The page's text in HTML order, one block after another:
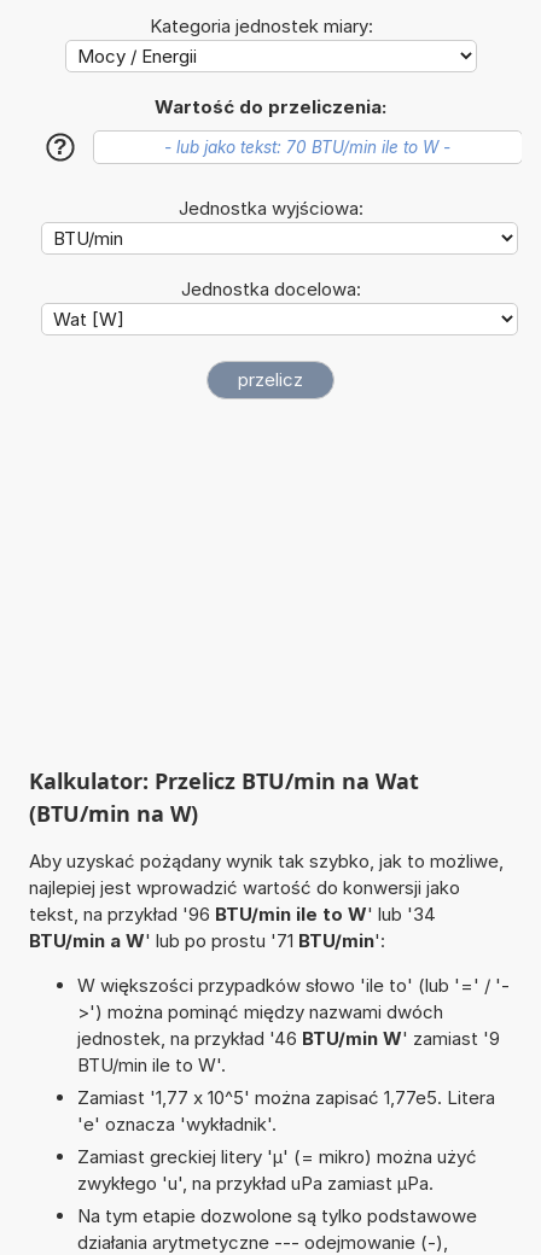
Kategoria jednostek miary:
Wartość do przeliczenia:
?
Jednostka wyjściowa:
Jednostka docelowa:
Kalkulator: Przelicz BTU/min na Wat
(BTU/min na W)
Aby uzyskać pożądany wynik tak szybko, jak to możliwe,
najlepiej jest wprowadzić wartość do konwersji jako
tekst, na przykład '96 BTU/min ile to W' lub '34
BTU/min a W' lub po prostu '71 BTU/min':
W większości przypadków słowo 'ile to' (lub '=' / '-
>') można pominąć między nazwami dwóch
jednostek, na przykład '46 BTU/min W' zamiast '9
BTU/min ile to W'.
Zamiast '1,77 x 10^5' można zapisać 1,77e5. Litera
'e' oznacza 'wykładnik'.
Zamiast greckiej litery 'µ' (= mikro) można użyć
zwykłego 'u', na przykład uPa zamiast µPa.
Na tym etapie dozwolone są tylko podstawowe
działania arytmetyczne --- odejmowanie (-),